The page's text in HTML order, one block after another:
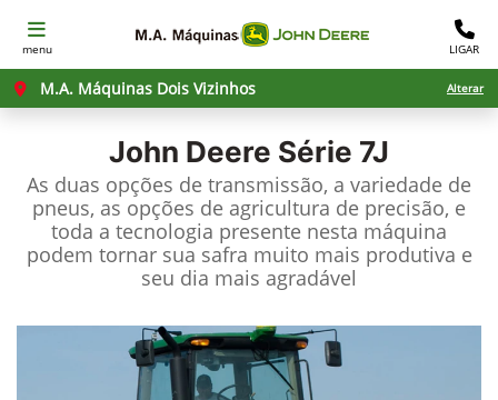
menu LIGAR
M.A. Máquinas Dois Vizinhos Alterar
John Deere Série 7J
As duas opções de transmissão, a variedade de
pneus, as opções de agricultura de precisão, e
toda a tecnologia presente nesta máquina
podem tornar sua safra muito mais produtiva e
seu dia mais agradável